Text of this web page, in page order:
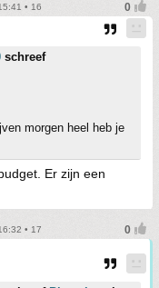
• 16
schreef
morgen heel heb je
Er zijn een
• 17